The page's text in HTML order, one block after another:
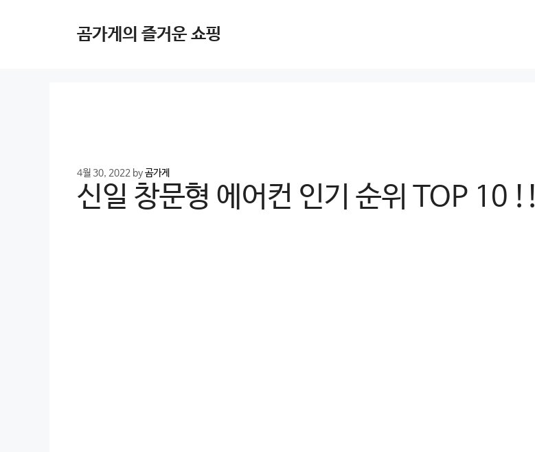
곰가게의 즐거운 쇼핑
4월 30, 2022 by곰가게
신일 창문형 에어컨 인기 순위 TOP 10 !!